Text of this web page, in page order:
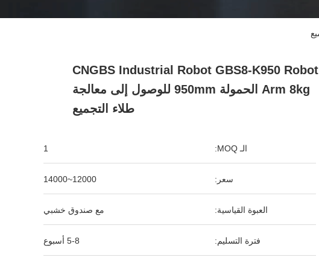
CNGBS Industrial Robot GBS8-K950 Robot
Arm 8kg الحمولة 950mm للوصول إلى معالجة
طلاء التجميع
الـ MOQ: 1
سعر: 12000~14000
العبوة القياسية: مع صندوق خشبي
فترة التسليم: 5-8 أسبوع